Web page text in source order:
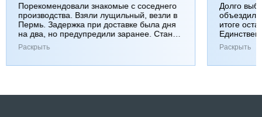
Порекомендовали знакомые с соседнего
производства. Взяли лущильный, везли в
Пермь. Задержка при доставке была дня
на два, но предупредили заранее. Станок
работает хорошо, к качеству вопросов нет.
Раскрыть
Долго
итоге
Раскрыть